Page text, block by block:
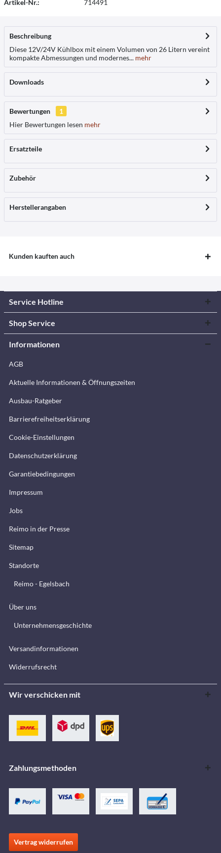
Artikel-Nr.: 714491
Beschreibung
Diese 12V/24V Kühlbox mit einem Volumen von 26 Litern vereint
kompakte Abmessungen und modernes... mehr
Downloads
Bewertungen
1
Hier Bewertungen lesen mehr
Ersatzteile
Zubehör
Herstellerangaben
Kunden kauften auch
Service Hotline
Shop Service
Informationen
AGB
Aktuelle Informationen & Öffnungszeiten
Ausbau-Ratgeber
Barrierefreiheitserklärung
Cookie-Einstellungen
Datenschutzerklärung
Garantiebedingungen
Impressum
Jobs
Reimo in der Presse
Sitemap
Standorte
Reimo - Egelsbach
Über uns
Unternehmensgeschichte
Versandinformationen
Widerrufsrecht
Wir verschicken mit
Zahlungsmethoden
Vertrag widerrufen